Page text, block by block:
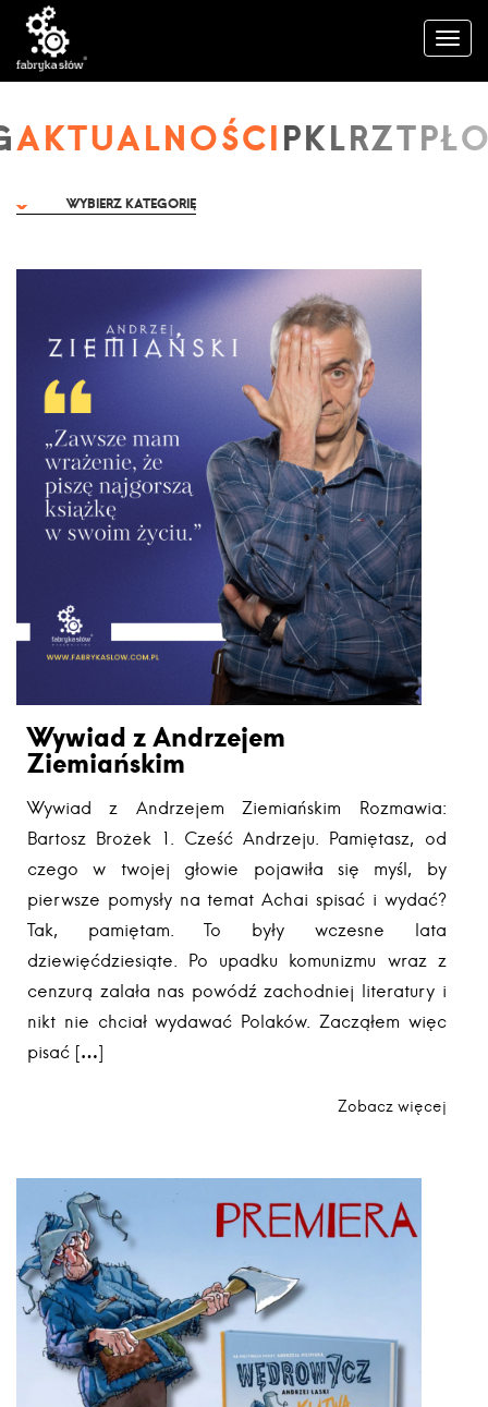
AKTUALNOŚCI
WYBIERZ KATEGORIĘ
Wywiad z Andrzejem
Ziemiańskim
Wywiad z Andrzejem Ziemiańskim Rozmawia:
Bartosz Brożek 1. Cześć Andrzeju. Pamiętasz, od
czego w twojej głowie pojawiła się myśl, by
pierwsze pomysły na temat Achai spisać i wydać?
Tak, pamiętam. To były wczesne lata
dziewięćdziesiąte. Po upadku komunizmu wraz z
cenzurą zalała nas powódź zachodniej literatury i
nikt nie chciał wydawać Polaków. Zacząłem więc
pisać […]
Zobacz więcej